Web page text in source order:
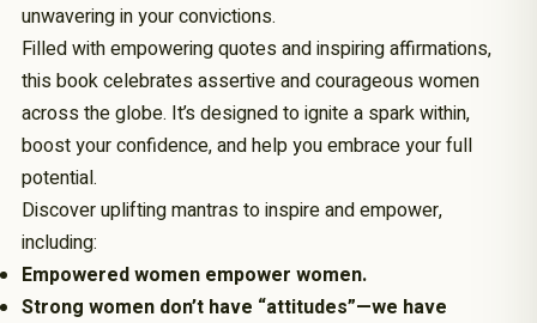
unwavering in your convictions.
Filled with empowering quotes and inspiring affirmations,
this book celebrates assertive and courageous women
across the globe. It’s designed to ignite a spark within,
boost your confidence, and help you embrace your full
potential.
Discover uplifting mantras to inspire and empower,
including:
Empowered women empower women.
Strong women don’t have “attitudes”—we have